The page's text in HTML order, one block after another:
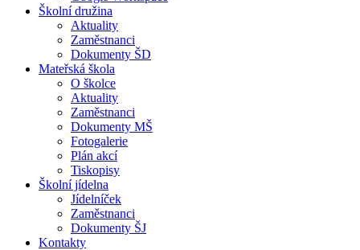
Školní družina
Aktuality
Zaměstnanci
Dokumenty ŠD
Mateřská škola
O školce
Aktuality
Zaměstnanci
Dokumenty MŠ
Fotogalerie
Plán akcí
Tiskopisy
Školní jídelna
Jídelníček
Zaměstnanci
Dokumenty ŠJ
Kontakty